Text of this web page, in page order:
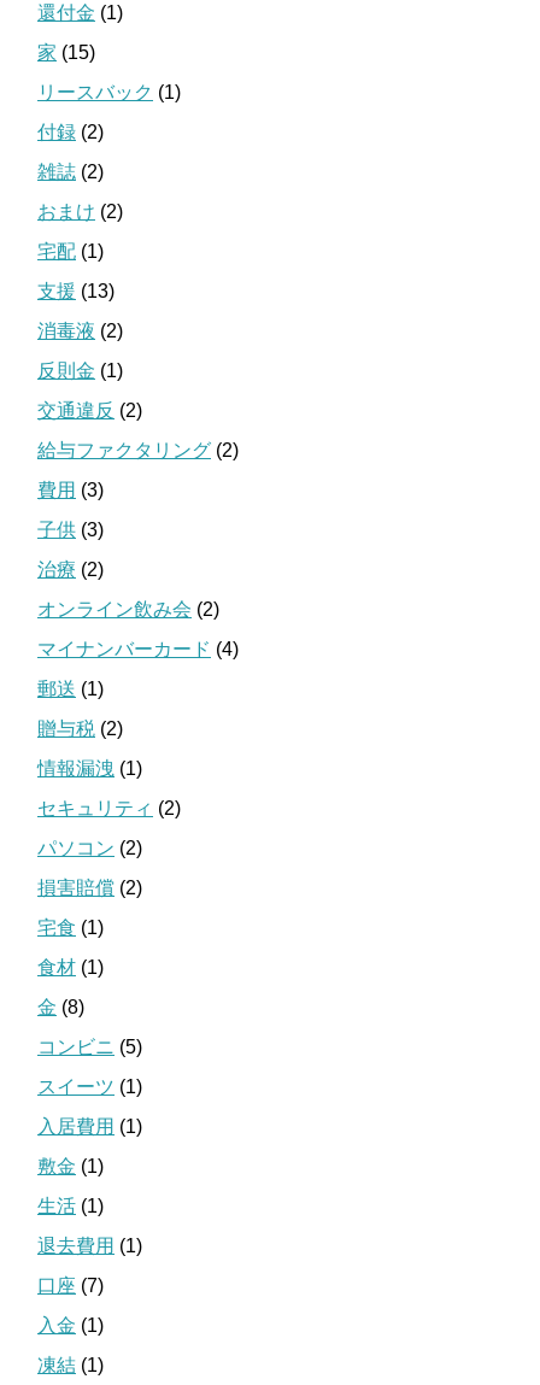
還付金 (1)
家 (15)
リースバック (1)
付録 (2)
雑誌 (2)
おまけ (2)
宅配 (1)
支援 (13)
消毒液 (2)
反則金 (1)
交通違反 (2)
給与ファクタリング (2)
費用 (3)
子供 (3)
治療 (2)
オンライン飲み会 (2)
マイナンバーカード (4)
郵送 (1)
贈与税 (2)
情報漏洩 (1)
セキュリティ (2)
パソコン (2)
損害賠償 (2)
宅食 (1)
食材 (1)
金 (8)
コンビニ (5)
スイーツ (1)
入居費用 (1)
敷金 (1)
生活 (1)
退去費用 (1)
口座 (7)
入金 (1)
凍結 (1)